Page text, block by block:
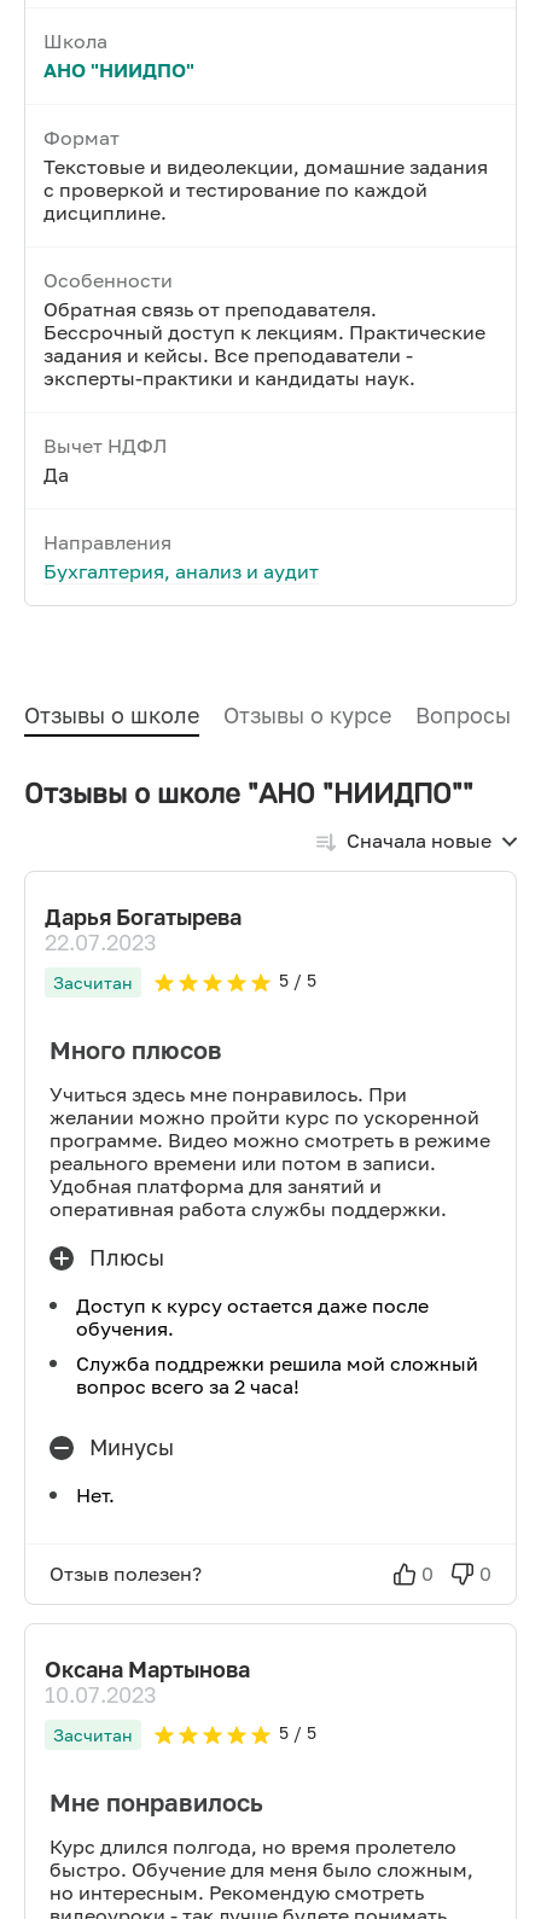
Школа
АНО "НИИДПО"
Формат
Текстовые и видеолекции, домашние задания
с проверкой и тестирование по каждой
дисциплине.
Особенности
Обратная связь от преподавателя.
Бессрочный доступ к лекциям. Практические
задания и кейсы. Все преподаватели -
эксперты-практики и кандидаты наук.
Вычет НДФЛ
Да
Направления
Бухгалтерия, анализ и аудит
Отзывы о школе Отзывы о курсе Вопросы и
Отзывы о школе "АНО "НИИДПО""
Сначала новые
Дарья Богатырева
22.07.2023
Засчитан 5/ 5
Много плюсов
Учиться здесь мне понравилось. При
желании можно пройти курс по ускоренной
программе. Видео можно смотреть в режиме
реального времени или потом в записи.
Удобная платформа для занятий и
оперативная работа службы поддержки.
Плюсы
Доступ к курсу остается даже после
обучения.
Служба поддрежки решила мой сложный
вопрос всего за 2 часа!
Минусы
Нет.
Отзыв полезен? 0 0
Оксана Мартынова
10.07.2023
Засчитан 5/ 5
Мне понравилось
Курс длился полгода, но время пролетело
быстро. Обучение для меня было сложным,
но интересным. Рекомендую смотреть